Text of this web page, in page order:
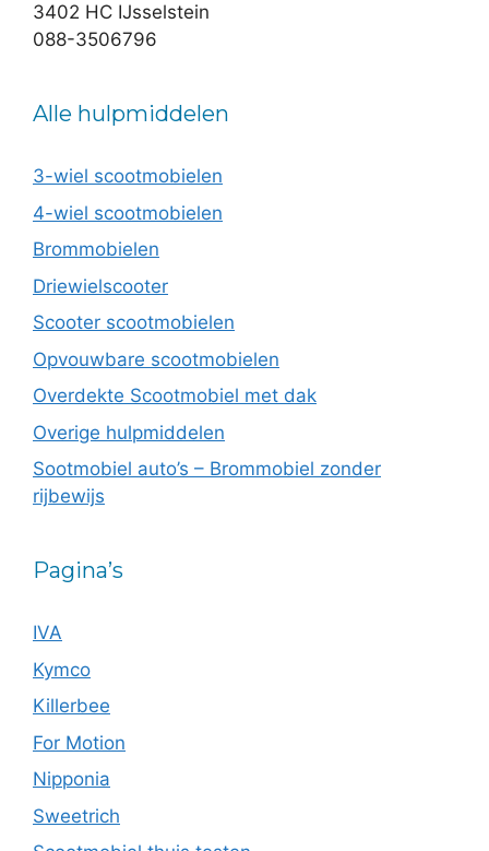
3402 HC IJsselstein
088-3506796
Alle hulpmiddelen
3-wiel scootmobielen
4-wiel scootmobielen
Brommobielen
Driewielscooter
Scooter scootmobielen
Opvouwbare scootmobielen
Overdekte Scootmobiel met dak
Overige hulpmiddelen
Sootmobiel auto’s – Brommobiel zonder
rijbewijs
Pagina’s
IVA
Kymco
Killerbee
For Motion
Nipponia
Sweetrich